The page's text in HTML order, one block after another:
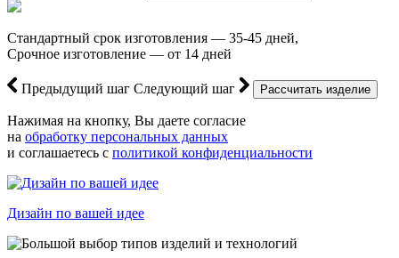
Стандартный срок изготовления — 35-45 дней,
Срочное изготовление — от 14 дней
Предыдущий шаг Следующий шаг
Нажимая на кнопку, Вы даете согласие
на обработку персональных данных
и соглашаетесь с политикой конфиденциальности
Дизайн по вашей идее